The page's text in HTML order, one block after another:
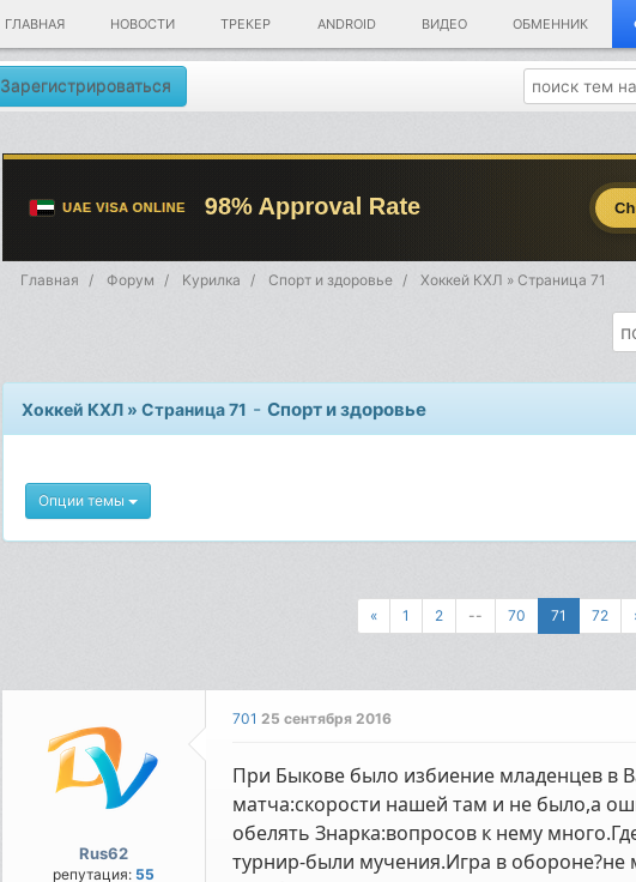
ГЛАВНАЯ НОВОСТИ ТРЕКЕР ANDROID ВИДЕО ОБМЕННИК
Зарегистрироваться
Главная Форум Kурилка Спорт и здоровье Хоккей КХЛ » Страница 71
Хоккей КХЛ » Страница 71 - Спорт и здоровье
Опции темы
« 1 2 -- 70 71 72
Rus62
репутация: 55
70125 сентября 2016
При Быкове было избиение младенцев в
матча:скорости нашей там и не было,а
обелять Знарка:вопросов к нему
турнир-были мучения.Игра в